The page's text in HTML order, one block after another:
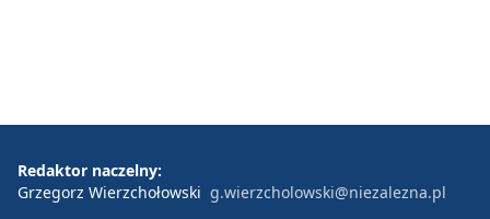
Redaktor naczelny:
Grzegorz Wierzchołowski g.wierzcholowski@niezalezna.pl